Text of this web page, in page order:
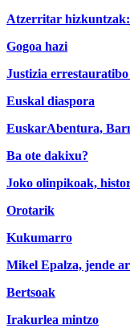
Atzerritar hizkuntzak:
Gogoa hazi
Justizia
Euskal diaspora
EuskarAbentura,
Ba ote dakixu?
Joko olinpikoak,
Orotarik
Kukumarro
Mikel Epalza, jende
Bertsoak
Irakurlea mintzo